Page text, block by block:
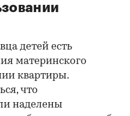
детей есть
материнского
квартиры.
что
наделены